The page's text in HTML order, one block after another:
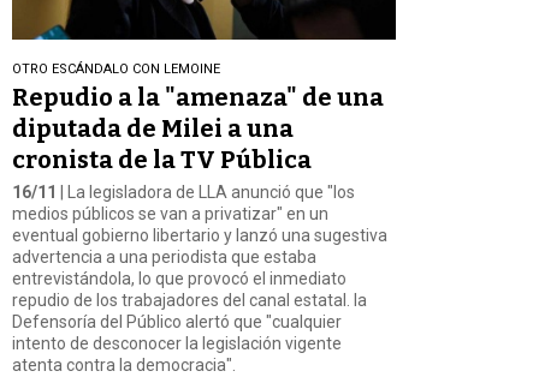
OTRO ESCÁNDALO CON LEMOINE
Repudio a la "amenaza" de una
diputada de Milei a una
cronista de la TV Pública
16/11
| La legisladora de LLA anunció que "los
medios públicos se van a privatizar" en un
eventual gobierno libertario y lanzó una sugestiva
advertencia a una periodista que estaba
entrevistándola, lo que provocó el inmediato
repudio de los trabajadores del canal estatal. la
Defensoría del Público alertó que "cualquier
intento de desconocer la legislación vigente
atenta contra la democracia".